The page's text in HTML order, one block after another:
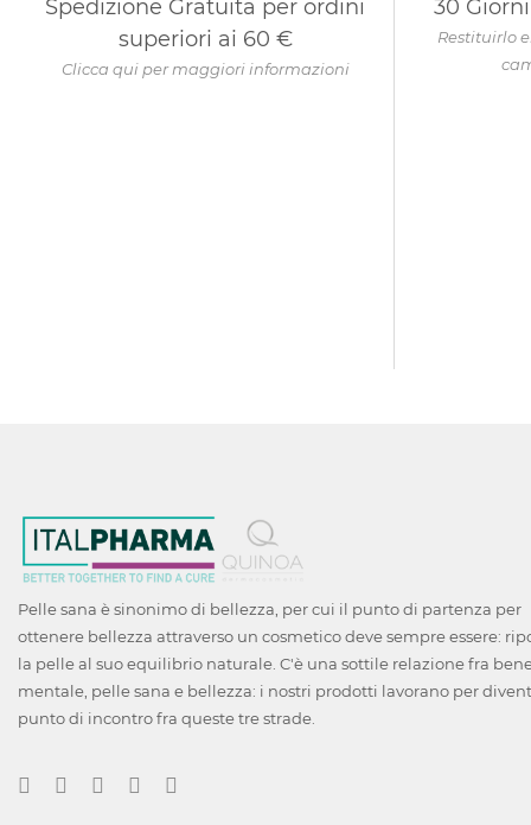
Spedizione Gratuita per ordini
superiori ai 60 €
Clicca qui per maggiori informazioni
30
Restituirlo
Pelle sana è sinonimo di bellezza, per cui il punto di partenza per
ottenere bellezza attraverso un cosmetico deve sempre essere:
la pelle al suo equilibrio naturale. C'è una sottile relazione fra
mentale, pelle sana e bellezza: i nostri prodotti lavorano per
punto di incontro fra queste tre strade.